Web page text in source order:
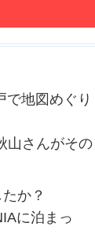
で地図めぐり
山さんがその
か？
に泊まっ